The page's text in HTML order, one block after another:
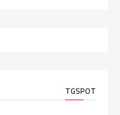
TGSPOT